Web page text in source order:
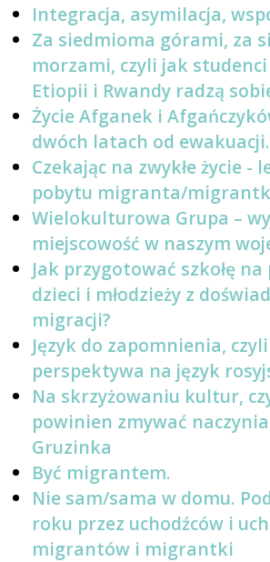
Integracja, asymilacja,
Za siedmioma górami, za
morzami, czyli jak
Etiopii i Rwandy radzą
Życie Afganek i
dwóch latach od ewakuacji.
Czekając na zwykłe życie -
pobytu migranta/
Wielokulturowa Grupa –
miejscowość w naszym
Jak przygotować szkołę na
dzieci i młodzieży z
migracji?
Język do zapomnienia,
perspektywa na język
Na skrzyżowaniu kultur,
powinien zmywać
Gruzinka
Być migrantem.
Nie sam/sama w domu.
roku przez uchodźców i
migrantów i migrantki